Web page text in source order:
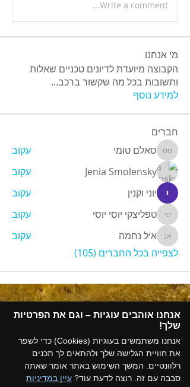
Write a comment...
מי אנחנו
הקבוצה מיועדת לדיונים טכניים שאלות
ותשובות בכל מה שקשור ברכב...
למידע נוסף
חברים
סאלם טומי
סאלם טומי
עקוב
Jenia Smolensky
עקוב
יוני וקנין
עקוב
טפליצקי יוסי יוסי
טפליצקי יוסי יוסי עקוב
איל נחמה
איל נחמה
עקוב
לצפייה בכל החברים (105)
תקנון המועדון
אנחנו אוהבים עוגיות – וגם את הפרטיות
שלך!​
אנחנו משתמשים בעוגיות (Cookies) כדי לשפר
את חוויית הגלישה שלך ולהתאים לך תכנים
רלוונטיים. המשך השימוש באתר אומר שאתה
סבבה עם זה. רוצה לדעת עוד? עיין במדיניות